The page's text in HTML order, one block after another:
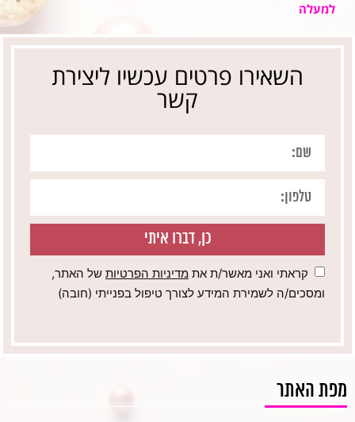
למעלה
השאירו פרטים עכשיו ליצירת
קשר
כן, דברו איתי
קראתי ואני מאשר/ת את מדיניות הפרטיות של האתר,
ומסכים/ה לשמירת המידע לצורך טיפול בפנייתי (חובה)
מפת האתר